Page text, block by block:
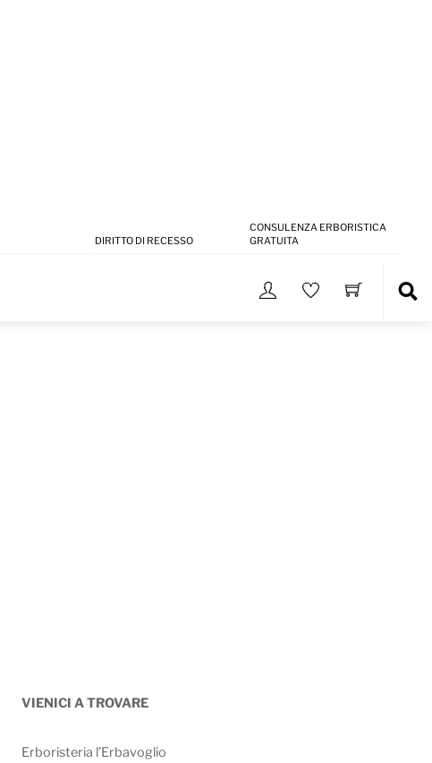
DIRITTO DI RECESSO
CONSULENZA ERBORISTICA
GRATUITA
VIENICI A TROVARE
Erboristeria l’Erbavoglio